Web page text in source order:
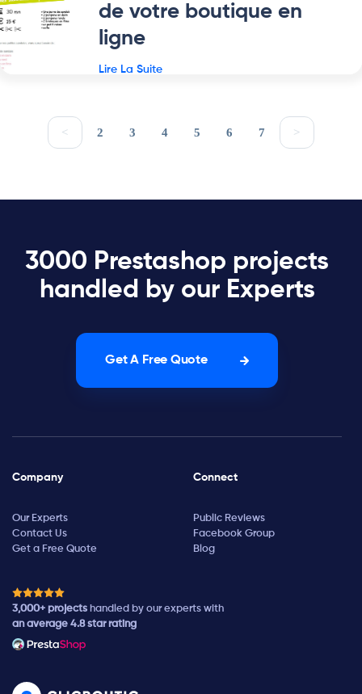
de votre boutique en
ligne
Lire La Suite
< 2 3 4 5 6 7 >
3000 Prestashop projects
handled by our Experts
Get A Free Quote
Company
Our Experts
Contact Us
Get a Free Quote
Connect
Public Reviews
Facebook Group
Blog
3,000+ projects handled by our experts with
an average 4.8 star rating